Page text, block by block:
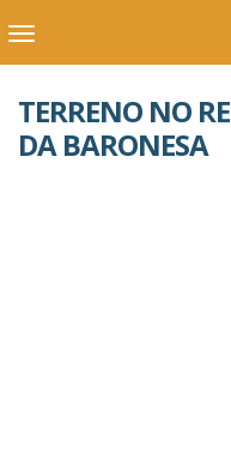
TERRENO NO
DA BARONESA